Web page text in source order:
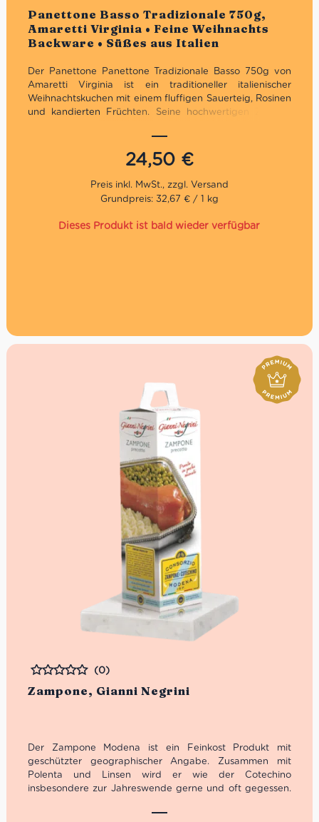
Panettone Basso Tradizionale 750g,
Amaretti Virginia • Feine Weihnachts
Backware • Süßes aus Italien
Bewertet
Der Panettone Panettone Tradizionale Basso 750g von
Amaretti Virginia ist ein traditioneller italienischer
Weihnachtskuchen mit einem fluffigen Sauerteig, Rosinen
und kandierten Früchten. Seine hochwertigen Zutaten
Geschmack. Dank der weihnachtlichen per Hand
eingeschlagenen Verpackung eignet er sich auch
hervorragend für die anrückenden Festtage als
Traditionelles Geschenk zu Weihnachten
Traditionelles Rezept
24,50 €
Grundpreis: 32,67 € / 1 kg
Dieses Produkt ist bald wieder verfügbar
Zampone, Gianni Negrini
Bewertet
(0)
Der Zampone Modena ist ein Feinkost Produkt mit
geschützter geographischer Angabe. Zusammen mit
Polenta und Linsen wird er wie der Cotechino
insbesondere zur Jahreswende gerne und oft gegessen.
Salumeria als auch in unserer Selbstbedienungstheke.